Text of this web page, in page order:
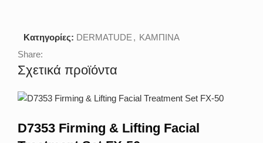
Κατηγορίες: DERMATUDE , ΚΑΜΠΙΝΑ
Share:
Σχετικά προϊόντα
D7353 Firming & Lifting Facial